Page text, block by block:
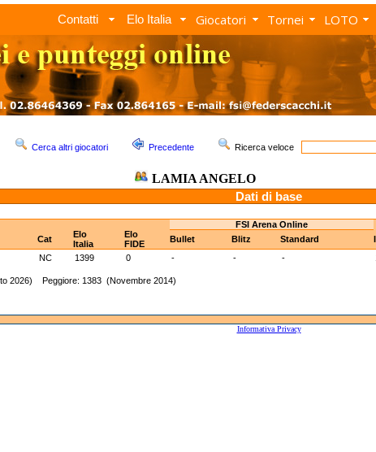
Contatti Elo Italia Giocatori Tornei LOTO
Cerca altri giocatori Precedente Ricerca veloce
LAMIA ANGELO
Dati di base
FSI Arena Online
Cat
Elo
Italia
Elo
FIDE
Bullet Blitz Standard
NC 1399 0 - - -
2026) Peggiore: 1383 (Novembre 2014)
Informativa Privacy